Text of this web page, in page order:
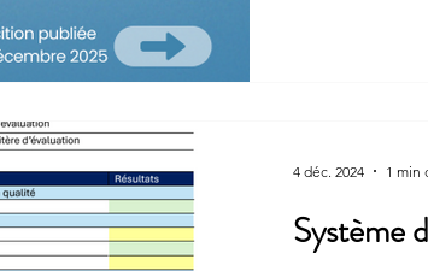
Système
4 déc. 2024 1 min